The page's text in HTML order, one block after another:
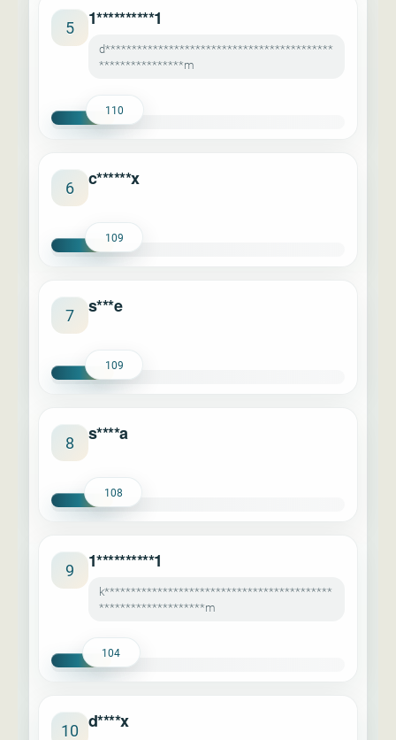
5 1**********1
d*******************************************
****************m
110
6 c******x
109
7 s***e
109
8 s****a
108
9 1**********1
k*******************************************
********************m
104
10 d****x